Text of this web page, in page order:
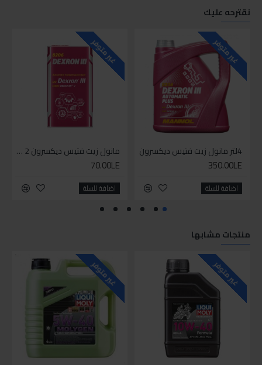
نقترحه عليك
غير متوفر
4لتر مانول زيت فتيس ديكسرون
350.00LE
اضافة للسلة
غير متوفر
مانول زيت فتيس ديكسرون 2 لتر واحد
70.00LE
اضافة للسلة
منتجات مشابها
غير متوفر غير متوفر